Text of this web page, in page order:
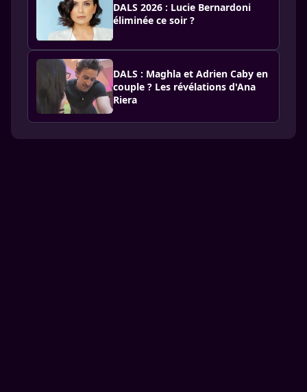
DALS 2026 : Lucie Bernardoni
éliminée ce soir ?
DALS : Maghla et Adrien Caby en
couple ? Les révélations d'Ana
Riera